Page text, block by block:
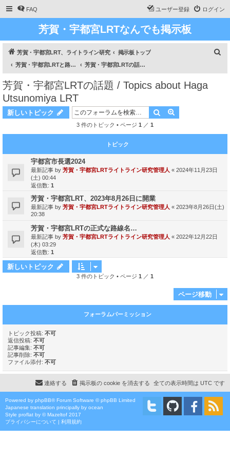
FAQ ログイン
ユーザー登録
芳賀・宇都宮LRTなんでも掲示板
芳賀・宇都宮LRT、ライトライン研究
掲示板トップ
芳賀・宇都宮LRTと路面電車のあれこれ / All about Haga Utsunomiya LRT and about Trams
芳賀・宇都宮LRTの話題 / Topics about Haga Utsunomiya LRT
芳賀・宇都宮LRTの話題 / Topics about Haga
Utsunomiya LRT
新しいトピック 検索
3 件のトピック • ページ 1 ／ 1
トピック
宇都宮市長選2024
最新記事 by 芳賀・宇都宮LRTライトライン研究管理人 « 2024年11月23日
(土) 00:44
返信数: 1
芳賀・宇都宮LRT、2023年8月26日に開業
最新記事 by 芳賀・宇都宮LRTライトライン研究管理人 « 2023年8月26日(土)
20:38
芳賀・宇都宮LRTの正式な路線名…
最新記事 by 芳賀・宇都宮LRTライトライン研究管理人 « 2022年12月22日
(木) 03:29
返信数: 1
新しいトピック
3 件のトピック • ページ 1 ／ 1
ページ移動
フォーラムパーミッション
トピック投稿: 不可
返信投稿: 不可
記事編集: 不可
記事削除: 不可
ファイル添付: 不可
全ての表示時間は UTC です
掲示板の cookie を消去する
連絡する
Powered by phpBB® Forum Software © phpBB Limited
Japanese translation principally by ocean
Style proflat by ©Mazeltof 2017
プライバシーについて | 利用規約